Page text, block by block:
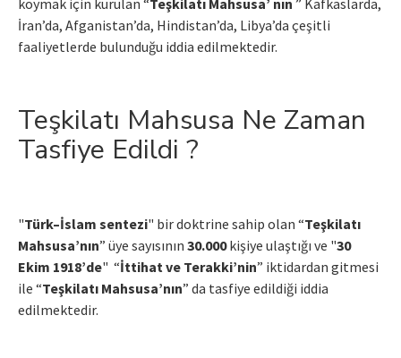
İran’da, Afganistan’da, Hindistan’da, Libya’da çeşitli
faaliyetlerde bulunduğu iddia edilmektedir.
Teşkilatı Mahsusa Ne Zaman
Tasfiye Edildi ?
"Türk–İslam sentezi" bir doktrine sahip olan “Teşkilatı
Mahsusa’nın” üye sayısının 30.000kişiye ulaştığı ve "30
Ekim 1918’de" “İttihat ve Terakki’nin” iktidardan gitmesi
ile “Teşkilatı Mahsusa’nın” da tasfiye edildiği iddia
edilmektedir.